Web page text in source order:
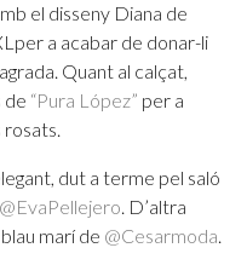
el disseny Diana de
a acabar de donar-li
Quant al calçat,
de “Pura López” per a
rosats.
dut a terme pel saló
@EvaPellejero. D’altra
marí de @Cesarmoda.